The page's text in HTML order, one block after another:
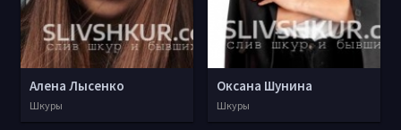
Алена Лысенко
Шкуры
Оксана Шунина
Шкуры